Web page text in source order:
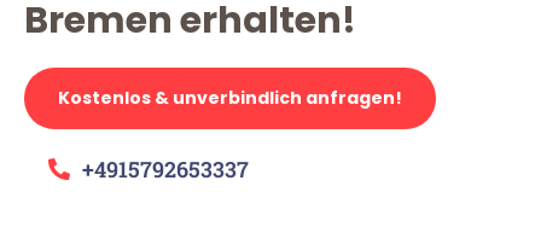
Bremen erhalten!
Kostenlos & unverbindlich anfragen!
+4915792653337